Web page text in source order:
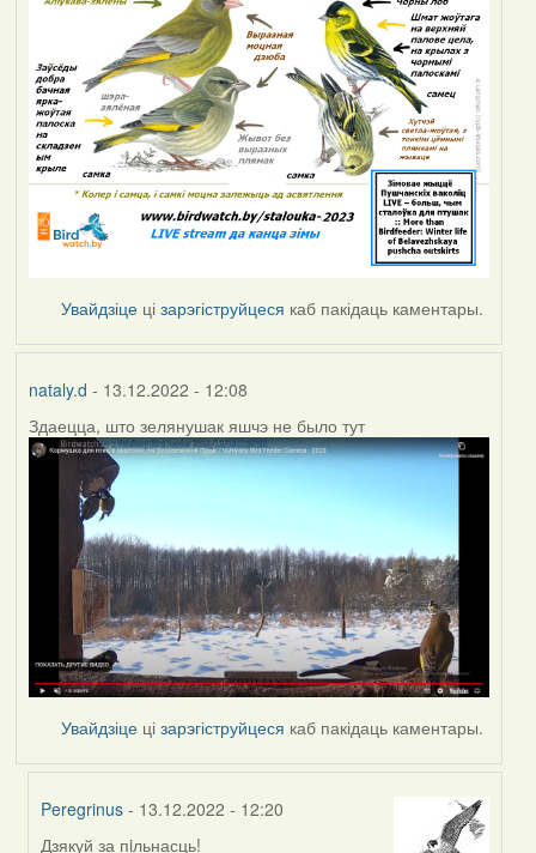
Увайдзіце цізарэгіструйцеся каб пакідаць каментары.
nataly.d - 13.12.2022 - 12:08
Здаецца, што зелянушак яшчэ не было тут
Увайдзіце цізарэгіструйцеся каб пакідаць каментары.
Peregrinus - 13.12.2022 - 12:20
Дзякуй за пiльнасць!